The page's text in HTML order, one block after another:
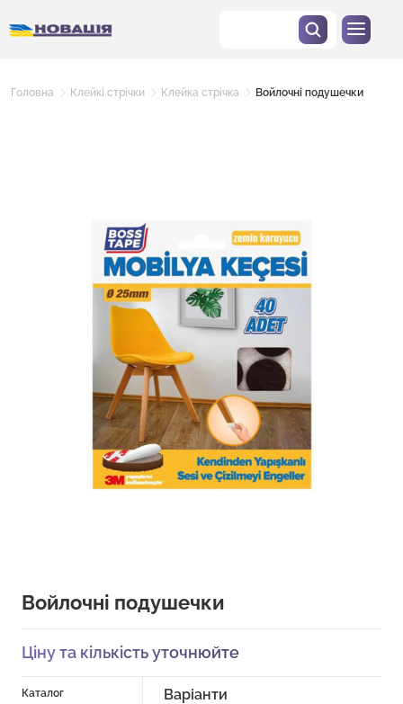
Головна Клейкі стрічки Клейка стрічка Войлочні подушечки
Войлочні подушечки
Ціну та кількість уточнюйте
Каталог Варіанти